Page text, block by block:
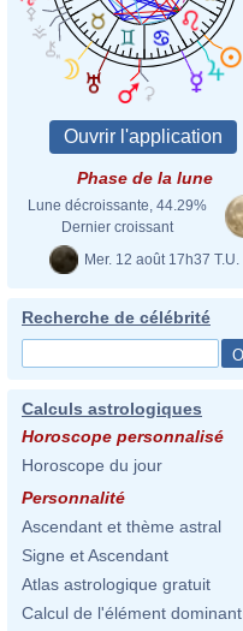
Phase de la lune
Lune décroissante, 44.29%
Dernier croissant
Mer. 12 août 17h37 T.U.
Recherche de célébrité
Calculs astrologiques
Horoscope personnalisé
Horoscope du jour
Personnalité
Ascendant et thème astral
Signe et Ascendant
Atlas astrologique gratuit
Calcul de l'élément dominant